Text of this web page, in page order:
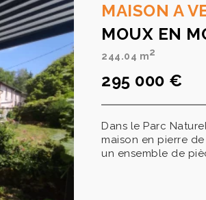
MAISON A
MOUX EN
244.04 m2
295 000 €
Dans le Parc
maison en pierre
un ensemble de